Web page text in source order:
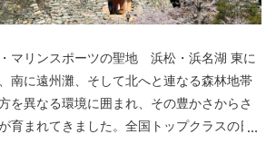
リンスポーツの聖地 浜松・浜名湖 東に
南に遠州灘、そして北へと連なる森林地帯
を異なる環境に囲まれ、その豊かさからさ
育まれてきました。全国トップクラスの日